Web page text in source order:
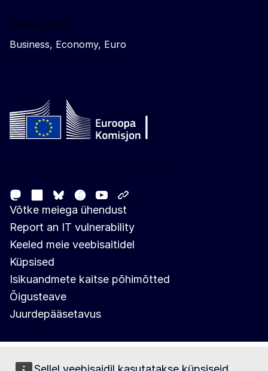
Related sites
Business, Economy, Euro
MastodonLinkedIn
Bluesky
Facebook
Youtube
Võtke meiega ühendust
Report an IT vulnerability
Keeled meie veebisaitidel
Küpsised
Isikuandmete kaitse põhimõtted
Õigusteave
Juurdepääsetavus